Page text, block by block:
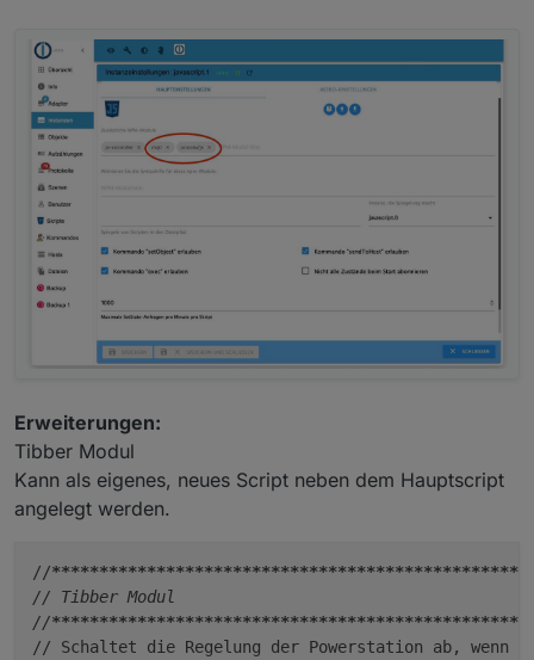
Erweiterungen:
Tibber Modul
Kann als eigenes, neues Script neben dem Hauptscript
angelegt werden.
//************************************************
// Tibber Modul
//************************************************
// Schaltet die Regelung der Powerstation ab,